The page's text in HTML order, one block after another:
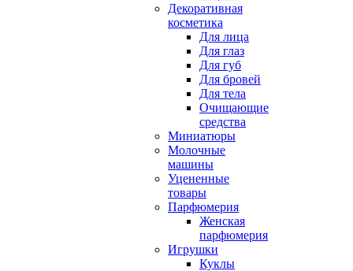
Декоративная
косметика
Для лица
Для глаз
Для губ
Для бровей
Для тела
Очищающие
средства
Миниатюры
Молочные
машины
Уцененные
товары
Парфюмерия
Женская
парфюмерия
Игрушки
Куклы